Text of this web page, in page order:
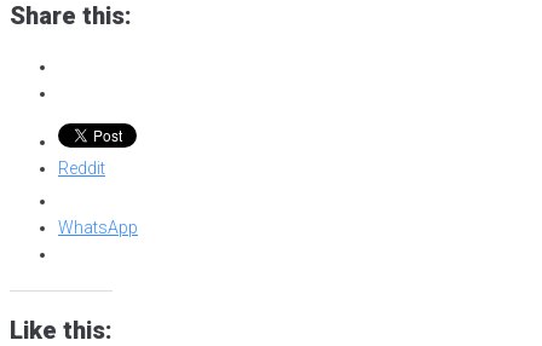
快速掌握如何在 小红书店铺 上开设店铺，如何利用平台的功能提升曝
红书电商红利：低平台抽成与精准营销优势 虽然 TikTok Shop 已成为
全球最大的电商平台之一，但 小红书店铺 在马来西亚的崛起提供了另
一个商业机会。商家可以通过小红书这一平台，享受到相对较低的 平
台抽成，同时利用平台的社交电商优势获得更多曝光和销售。 小红书
蓝勾认证：为马来西亚商家提供更多小红书广告投放权限 商家在小红
书平台上需要进行蓝勾认证，获得官方认证后，商家可以享受更多小
红书广告投放权限，并能提高品牌的可信度。蓝勾认证 是商家在小红
书上的身份认证，经过认证后，商家能够获得更多的广告资源，并在
Share this:
Reddit
WhatsApp
Like this: